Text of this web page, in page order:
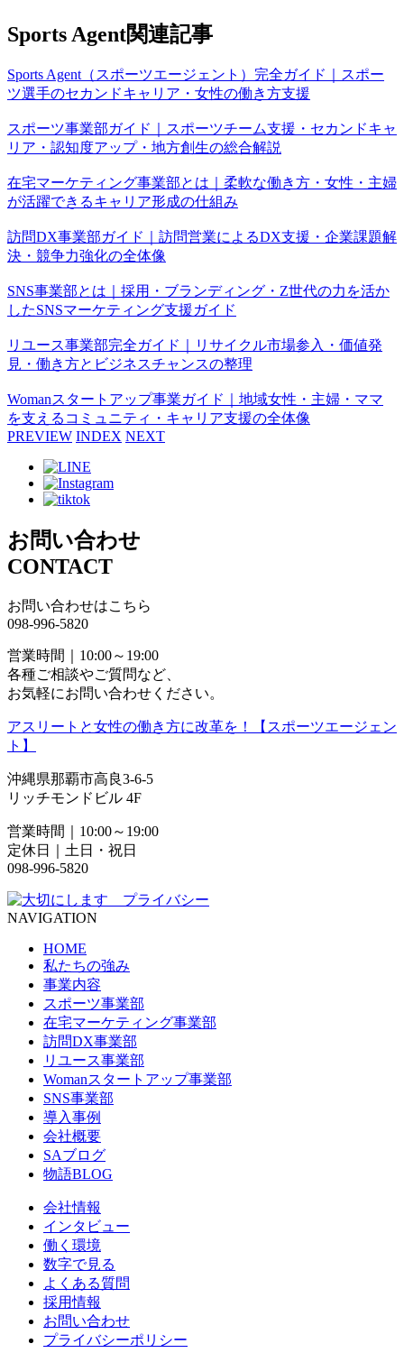
Sports Agent関連記事
Sports Agent（スポーツエージェント）完全ガイド｜スポー
ツ選手のセカンドキャリア・女性の働き方支援
スポーツ事業部ガイド｜スポーツチーム支援・セカンドキャ
リア・認知度アップ・地方創生の総合解説
在宅マーケティング事業部とは｜柔軟な働き方・女性・主婦
が活躍できるキャリア形成の仕組み
訪問DX事業部ガイド｜訪問営業によるDX支援・企業課題解
決・競争力強化の全体像
SNS事業部とは｜採用・ブランディング・Z世代の力を活か
したSNSマーケティング支援ガイド
リユース事業部完全ガイド｜リサイクル市場参入・価値発
見・働き方とビジネスチャンスの整理
Womanスタートアップ事業ガイド｜地域女性・主婦・ママ
を支えるコミュニティ・キャリア支援の全体像
PREVIEW INDEX NEXT
お問い合わせ
CONTACT
お問い合わせはこちら
098-996-5820
営業時間｜10:00～19:00
各種ご相談やご質問など、
お気軽にお問い合わせください。
アスリートと女性の働き方に改革を！【スポーツエージェン
ト】
沖縄県那覇市高良3-6-5
リッチモンドビル 4F
営業時間｜10:00～19:00
定休日｜土日・祝日
098-996-5820
NAVIGATION
HOME
私たちの強み
事業内容
スポーツ事業部
在宅マーケティング事業部
訪問DX事業部
リユース事業部
Womanスタートアップ事業部
SNS事業部
導入事例
会社概要
SAブログ
物語BLOG
会社情報
インタビュー
働く環境
数字で見る
よくある質問
採用情報
お問い合わせ
プライバシーポリシー